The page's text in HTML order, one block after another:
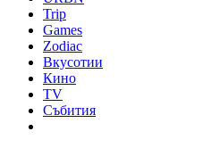
Trip
Games
Zodiac
Вкусотии
Кино
TV
Събития